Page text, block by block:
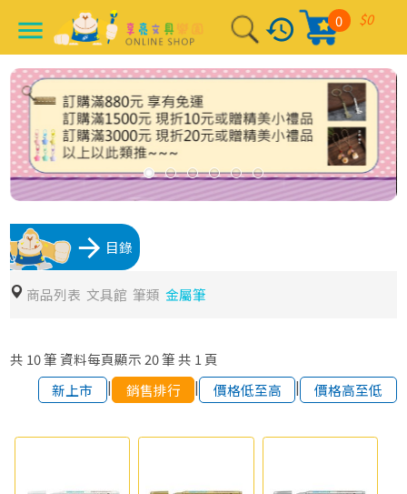
menu history $0
0
arrow_forward 目錄
商品列表 文具館 筆類 金屬筆
共 10筆 資料每頁顯示 20筆 共 1頁
新上市
| 銷售排行 | 價格低至高 | 價格高至低